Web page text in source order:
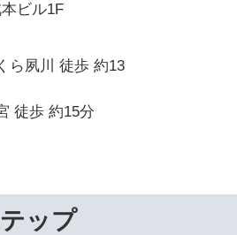
ビル1F
ら夙川 徒歩 約13
徒歩 約15分
ップ